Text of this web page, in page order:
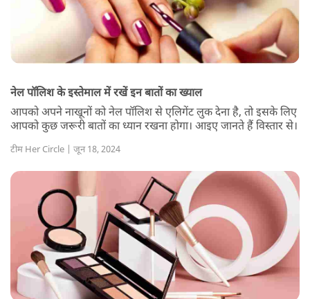
नेल पॉलिश के इस्तेमाल में रखें इन बातों का ख्याल
आपको अपने नाखूनों को नेल पॉलिश से एलिगेंट लुक देना है, तो इसके लिए
आपको कुछ जरूरी बातों का ध्यान रखना होगा। आइए जानते हैं विस्तार से।
टीम Her Circle | जून 18, 2024